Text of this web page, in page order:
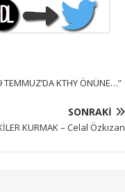
TEMMUZ’DA KTHY ÖNÜNE…”
SONRAKI
KURMAK – Celal Özkızan